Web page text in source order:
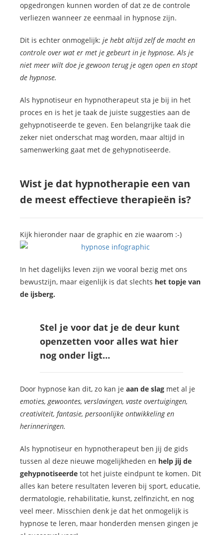
opgedrongen kunnen worden of dat ze de controle
verliezen wanneer ze eenmaal in hypnose zijn.
Dit is echter onmogelijk: je hebt altijd zelf de macht en
controle over wat er met je gebeurt in je hypnose. Als je
niet meer wilt doe je gewoon terug je ogen open en stopt
de hypnose.
Als hypnotiseur en hypnotherapeut sta je bij in het
proces en is het je taak de juiste suggesties aan de
gehypnotiseerde te geven. Een belangrijke taak die
zeker niet onderschat mag worden, maar altijd in
samenwerking gaat met de gehypnotiseerde.
Wist je dat hypnotherapie een van
de meest effectieve therapieën is?
Kijk hieronder naar de graphic en zie waarom :-)
In het dagelijks leven zijn we vooral bezig met ons
bewustzijn, maar eigenlijk is dat slechts het topje van
de ijsberg.
Stel je voor dat je de deur kunt
openzetten voor alles wat hier
nog onder ligt…
Door hypnose kan dit, zo kan je aan de slag met al je
emoties, gewoontes, verslavingen, vaste overtuigingen,
creativiteit, fantasie, persoonlijke ontwikkeling en
herinneringen.
Als hypnotiseur en hypnotherapeut ben jij de gids
tussen al deze nieuwe mogelijkheden en help jij de
gehypnotiseerde tot het juiste eindpunt te komen. Dit
alles kan betere resultaten leveren bij sport, educatie,
dermatologie, rehabilitatie, kunst, zelfinzicht, en nog
veel meer. Misschien denk je dat het onmogelijk is
hypnose te leren, maar honderden mensen gingen je